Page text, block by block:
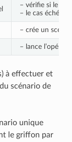
– vérifie si le
– le cas
– crée un
– lance
à effectuer et
scénario de
unique
le griffon par